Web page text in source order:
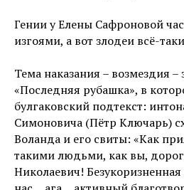
Гении у Елены Сафроновой
изгоями, а вот злодеи всё-
Тема наказания – возмездия –
«Последняя рубашка», в
булгаковский подтекст:
Симоновича (Пётр Ключарь)
Воланда и его свиты: «Как
такими людьми, как вы,
Николаевич!